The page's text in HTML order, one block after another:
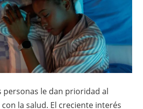
personas le dan prioridad al
la salud. El creciente interés